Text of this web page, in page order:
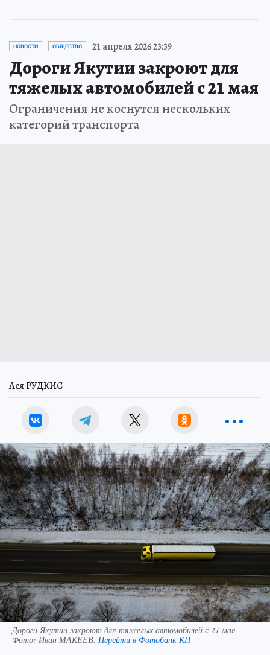
НОВОСТИ ОБЩЕСТВО 21 апреля 2026 23:39
Дороги Якутии закроют для
тяжелых автомобилей с 21 мая
Ограничения не коснутся нескольких
категорий транспорта
Ася РУДКИС
Дороги Якутии закроют для тяжелых автомобилей с 21 мая
Фото: Иван МАКЕЕВ. Перейти в Фотобанк КП